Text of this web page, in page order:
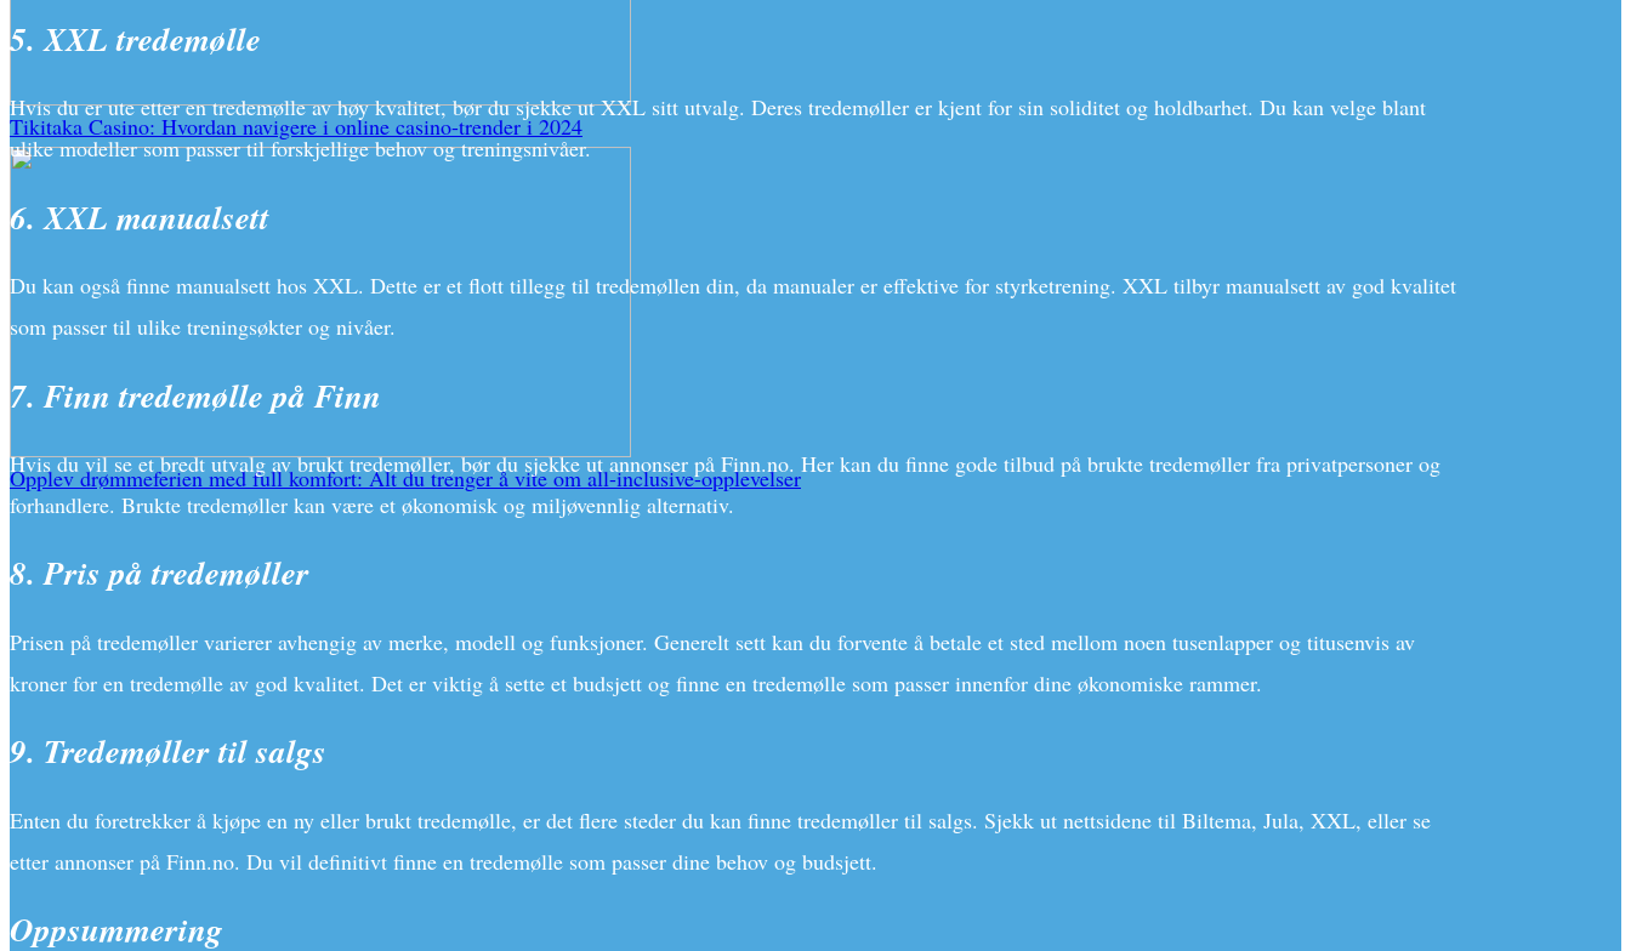
Tikitaka Casino: Hvordan navigere i online casino-trender i 2024
Opplev drømmeferien med full komfort: Alt du trenger å vite om all-inclusive-opplevelser
5. XXL tredemølle
Hvis du er ute etter en tredemølle av høy kvalitet, bør du sjekke ut XXL sitt utvalg. Deres tredemøller er kjent for sin soliditet og holdbarhet. Du kan velge blant
ulike modeller som passer til forskjellige behov og treningsnivåer.
6. XXL manualsett
Du kan også finne manualsett hos XXL. Dette er et flott tillegg til tredemøllen din, da manualer er effektive for styrketrening. XXL tilbyr manualsett av god kvalitet
som passer til ulike treningsøkter og nivåer.
7. Finn tredemølle på Finn
Hvis du vil se et bredt utvalg av brukt tredemøller, bør du sjekke ut annonser på Finn.no. Her kan du finne gode tilbud på brukte tredemøller fra privatpersoner og
forhandlere. Brukte tredemøller kan være et økonomisk og miljøvennlig alternativ.
8. Pris på tredemøller
Prisen på tredemøller varierer avhengig av merke, modell og funksjoner. Generelt sett kan du forvente å betale et sted mellom noen tusenlapper og titusenvis av
kroner for en tredemølle av god kvalitet. Det er viktig å sette et budsjett og finne en tredemølle som passer innenfor dine økonomiske rammer.
9. Tredemøller til salgs
Enten du foretrekker å kjøpe en ny eller brukt tredemølle, er det flere steder du kan finne tredemøller til salgs. Sjekk ut nettsidene til Biltema, Jula, XXL, eller se
etter annonser på Finn.no. Du vil definitivt finne en tredemølle som passer dine behov og budsjett.
Oppsummering